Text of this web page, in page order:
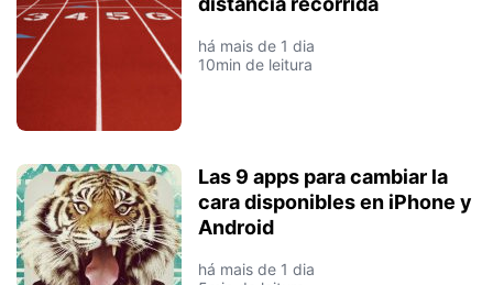
há mais de 1 dia
10min de leitura
Las 9 apps para cambiar la
cara disponibles en iPhone y
Android
há mais de 1 dia